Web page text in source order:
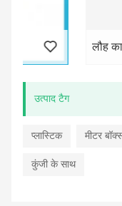
लौह कास्ट जल मीटर
उत्पाद टैग
प्लास्टिक मीटर
कुंजी के साथ